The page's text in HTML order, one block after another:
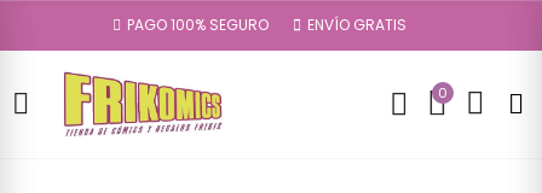
PAGO 100% SEGURO ENVÍO GRATIS
0